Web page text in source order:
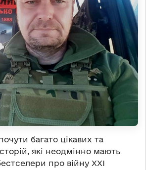
багато цікавих та
які неодмінно мають
про війну XXI